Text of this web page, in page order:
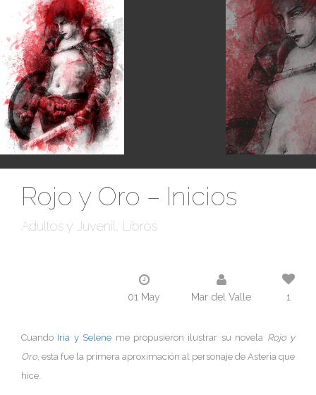
Rojo y Oro – Inicios
Adultos y Juvenil Libros
01 May Mar del Valle 1
Cuando Iria y Selene me propusieron ilustrar su novela Rojo y
Oro, esta fue la primera aproximación al personaje de Asteria que
hice.